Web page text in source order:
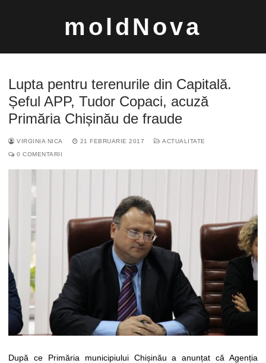
moldNova
după:
Lupta pentru terenurile din Capitală.
Șeful APP, Tudor Copaci, acuză
Primăria Chișinău de fraude
VIRGINIA NICA 21 FEBRUARIE 2017
ACTUALITATE
0 COMENTARII
După ce Primăria municipiului Chișinău a anunțat că Agenția